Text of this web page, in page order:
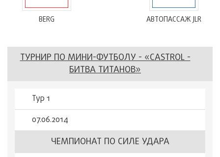
BERG АВТОПАССАЖ JLR
ТУРНИР ПО МИНИ-ФУТБОЛУ - «CASTROL -
БИТВА ТИТАНОВ»
Тур 1
07.06.2014
ЧЕМПИОНАТ ПО СИЛЕ УДАРА